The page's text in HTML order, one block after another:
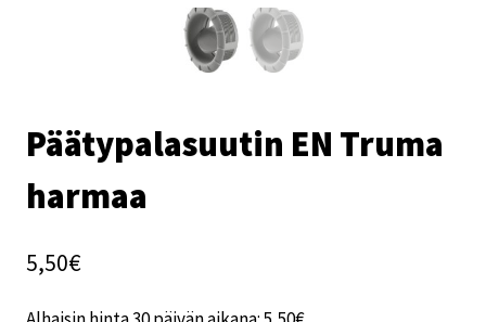
Päätypalasuutin EN Truma
harmaa
5,50€